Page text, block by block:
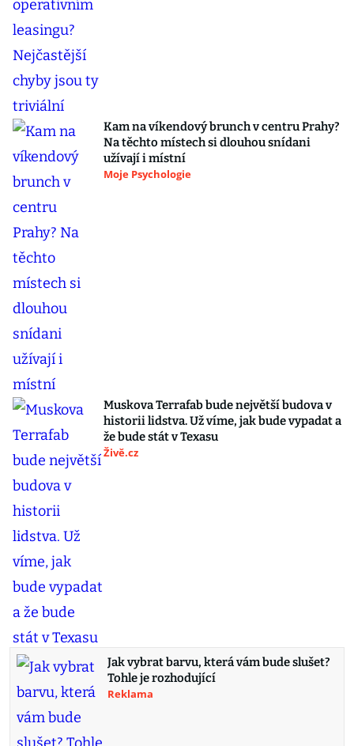
Kam na víkendový brunch v centru Prahy?
Na těchto místech si dlouhou snídani
užívají i místní
Moje Psychologie
Muskova Terrafab bude největší budova v
historii lidstva. Už víme, jak bude vypadat a
že bude stát v Texasu
Živě.cz
Jak vybrat barvu, která vám bude slušet?
Tohle je rozhodující
Reklama